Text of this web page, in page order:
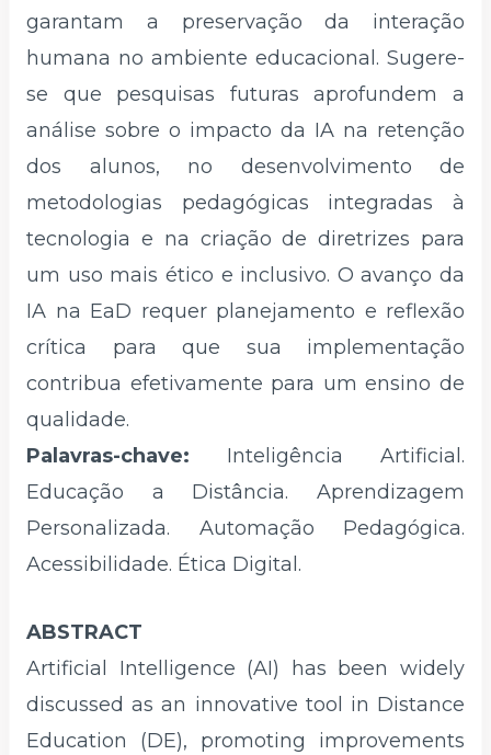
garantam a preservação da interação
humana no ambiente educacional. Sugere-
se que pesquisas futuras aprofundem a
análise sobre o impacto da IA na retenção
dos alunos, no desenvolvimento de
metodologias pedagógicas integradas à
tecnologia e na criação de diretrizes para
um uso mais ético e inclusivo. O avanço da
IA na EaD requer planejamento e reflexão
crítica para que sua implementação
contribua efetivamente para um ensino de
qualidade.
Palavras-chave: Inteligência Artificial.
Educação a Distância. Aprendizagem
Personalizada. Automação Pedagógica.
Acessibilidade. Ética Digital.
ABSTRACT
Artificial Intelligence (AI) has been widely
discussed as an innovative tool in Distance
Education (DE), promoting improvements